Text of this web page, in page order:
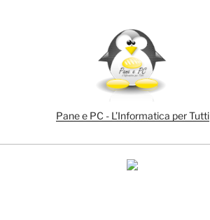
Pane e PC - L’Informatica per Tutti